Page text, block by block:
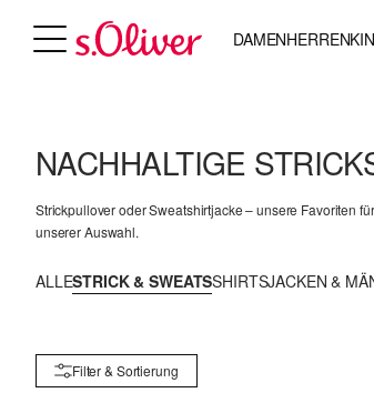
DAMENHERREN
NACHHALTIGE
Strickpullover oder Sweatshirtjacke – unsere Favoriten
unserer Auswahl.
ALLESTRICK & SWEATSSHIRTSJACKEN &
Filter & Sortierung